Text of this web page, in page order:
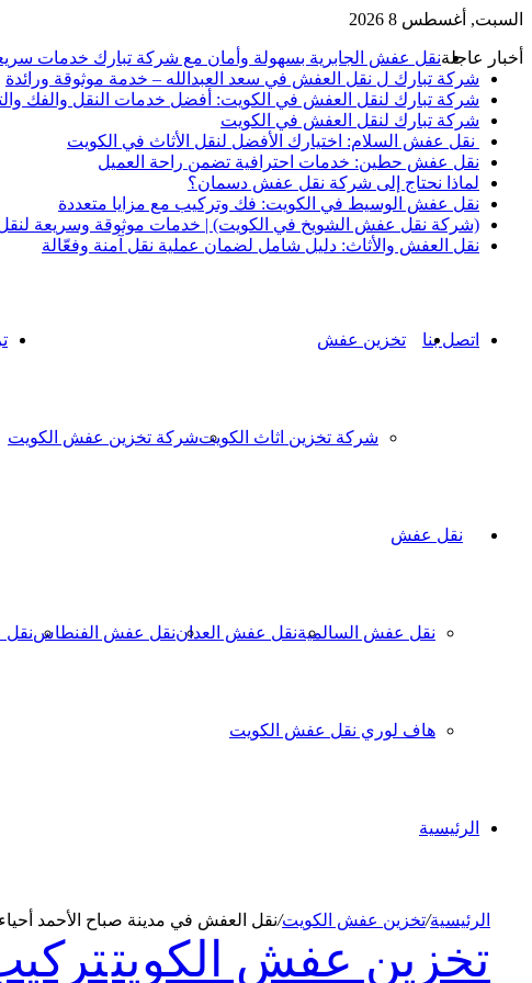
السبت, أغسطس 8 2026
أخبار عاجلةنقل عفش الجابرية بسهولة وأمان مع شركة تبارك خدمات
شركة تبارك ل نقل العفش في سعد العبدالله – خدمة موثوقة ورائدة
شركة تبارك لنقل العفش في الكويت: أفضل خدمات النقل والفك
شركة تبارك لنقل العفش في الكويت
نقل عفش السلام: اختيارك الأفضل لنقل الأثاث في الكويت
نقل عفش حطين: خدمات احترافية تضمن راحة العميل
لماذا نحتاج إلى شركة نقل عفش دسمان؟
نقل عفش الوسيط في الكويت: فك وتركيب مع مزايا متعددة
(شركة نقل عفش الشويخ في الكويت) | خدمات موثوقة وسريعة لنقل
نقل العفش والأثاث: دليل شامل لضمان عملية نقل آمنة وفعّالة
اتصل بنا تخزين عفش
شركة تخزين اثاث الكويتشركة تخزين عفش الكويت
نقل عفش
نقل عفش السالميةنقل عفش العداننقل عفش الفنطاس
هاف لوري نقل عفش الكويت
الرئيسية
الرئيسية/تخزين عفش الكويت/نقل العفش في مدينة صباح الأحمد أحياء
تخزين عفش الكويت